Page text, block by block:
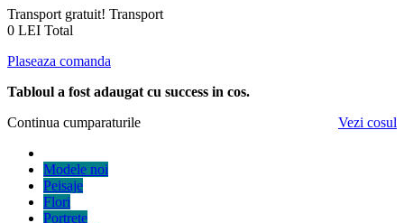
Transport gratuit! Transport
0 LEI Total
Plaseaza comanda
Tabloul a fost adaugat cu success in cos.
Continua cumparaturile
Vezi cosul
Modele noi
Peisaje
Flori
Portrete